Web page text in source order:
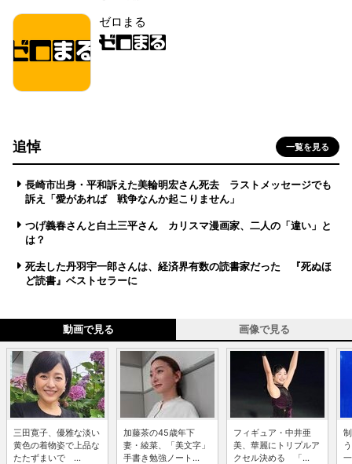
ゼロまる
追悼 一覧を見る
長崎市出身・平和訴えた美輪明宏さん死去 ラストメッセージでも
訴え「愛があれば 戦争なんか起こりません」
つげ義春さんと白土三平さん カリスマ漫画家、二人の「違い」と
は？
死去した丹羽宇一郎さんは、経済界有数の読書家だった 『死ぬほ
ど読書』ベストセラーに
動画で見る 画像で見る
三田寛子、優雅な淡い
黄色の着物姿で上品な
たたずまいで ...
加藤茶の45歳年下
妻・綾菜、「美文字」
手書き勉強ノート...
フィギュア・中井亜
美、華麗にトリプルア
クセル決める 「...